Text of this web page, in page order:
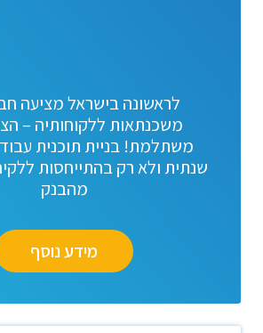
לראשונה בישראל מציעה
משכנתאות ללקוחותיה –
משתלמת! בניית תוכנית עבודה
שנתית ולא רק בהתייחסות
מהבנק
מידע נוסף